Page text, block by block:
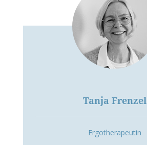
Tanja Frenzel
Ergotherapeutin